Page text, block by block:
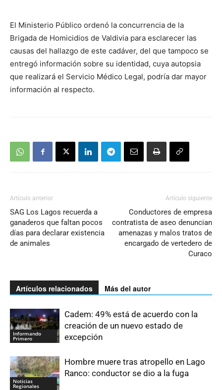
El Ministerio Público ordenó la concurrencia de la
Brigada de Homicidios de Valdivia para esclarecer las
causas del hallazgo de este cadáver, del que tampoco se
entregó información sobre su identidad, cuya autopsia
que realizará el Servicio Médico Legal, podría dar mayor
información al respecto.
Artículo anterior
SAG Los Lagos recuerda a
ganaderos que faltan pocos
días para declarar existencia
de animales
Artículo siguiente
Conductores de empresa
contratista de aseo denuncian
amenazas y malos tratos de
encargado de vertedero de
Curaco
Artículos relacionados Más del autor
Informando
Primero
Cadem: 49% está de acuerdo con la
creación de un nuevo estado de
excepción
Noticias
Regionales
Hombre muere tras atropello en Lago
Ranco: conductor se dio a la fuga